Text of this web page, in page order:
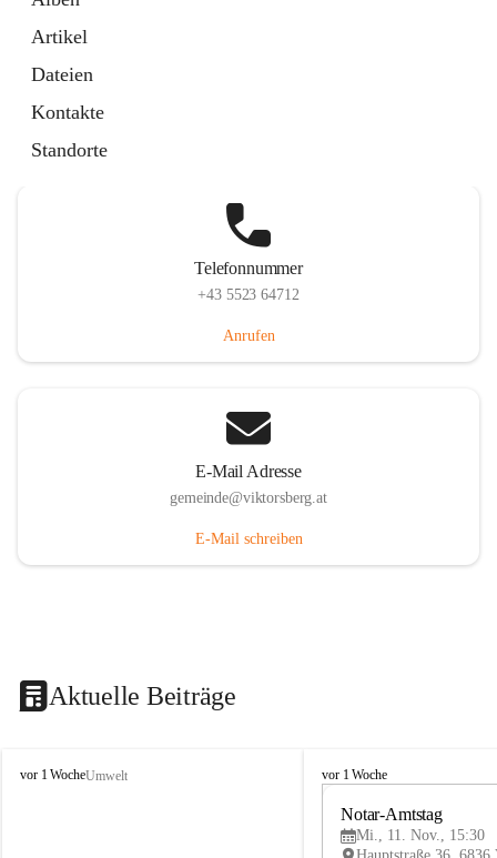
Artikel
Dateien
Kontakte
Standorte
Telefonnummer
+43 5523 64712
Anrufen
E-Mail Adresse
gemeinde@viktorsberg.at
E-Mail schreiben
Aktuelle Beiträge
V
vor 1 WocheUmwelt
V
vor 1 Woche
Notar-Amtstag
Mi., 11. Nov., 15:30